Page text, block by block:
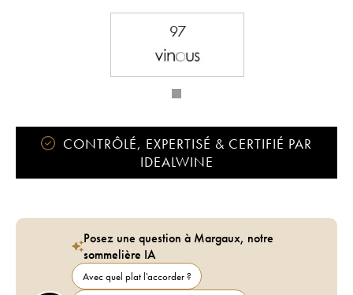
97
CONTRÔLÉ, EXPERTISÉ & CERTIFIÉ PAR
IDEALWINE
Posez une question à Margaux, notre
sommelière IA
Avec quel plat l'accorder ?